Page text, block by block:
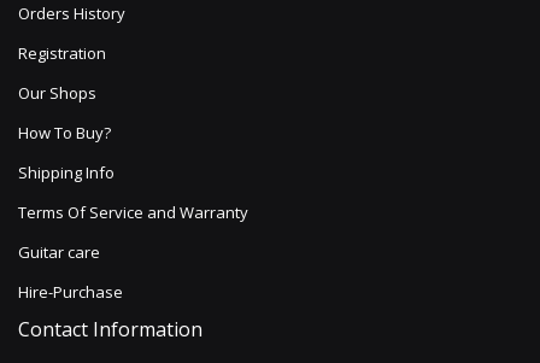
Orders History
Registration
Our Shops
How To Buy?
Shipping Info
Terms Of Service and Warranty
Guitar care
Hire-Purchase
Contact Information